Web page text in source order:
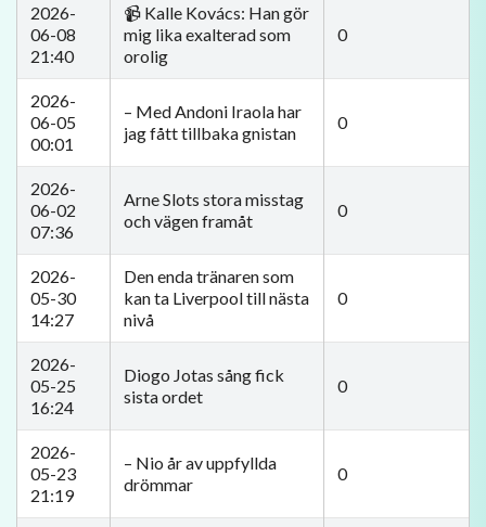
2026-
06-08
21:40
📹 Kalle Kovács: Han gör
mig lika exalterad som
orolig
0
2026-
06-05
00:01
– Med Andoni Iraola har
jag fått tillbaka gnistan
0
2026-
06-02
07:36
Arne Slots stora misstag
och vägen framåt
0
2026-
05-30
14:27
Den enda tränaren som
kan ta Liverpool till nästa
nivå
0
2026-
05-25
16:24
Diogo Jotas sång fick
sista ordet
0
2026-
05-23
21:19
– Nio år av uppfyllda
drömmar
0